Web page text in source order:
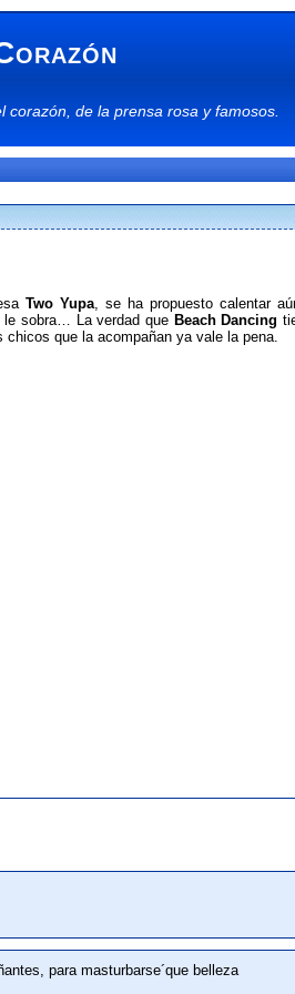
corazón, de la prensa rosa yfamosos.
Two Yupa, se ha propuesto calentar
le sobra… La verdad que Beach Dancing
que la acompañan ya vale la pena.
para masturbarse´que belleza